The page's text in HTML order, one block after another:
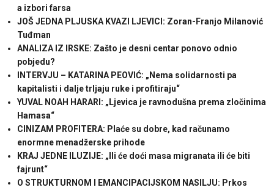
a izbori farsa
JOŠ JEDNA PLJUSKA KVAZI LJEVICI: Zoran-Franjo Milanović
Tuđman
ANALIZA IZ IRSKE: Zašto je desni centar ponovo odnio
pobjedu?
INTERVJU – KATARINA PEOVIĆ: „Nema solidarnosti pa
kapitalisti i dalje trljaju ruke i profitiraju“
YUVAL NOAH HARARI: „Ljevica je ravnodušna prema zločinima
Hamasa“
CINIZAM PROFITERA: Plaće su dobre, kad računamo
enormne menadžerske prihode
KRAJ JEDNE ILUZIJE: „Ili će doći masa migranata ili će biti
fajrunt“
O STRUKTURNOM I EMANCIPACIJSKOM NASILJU: Prkos